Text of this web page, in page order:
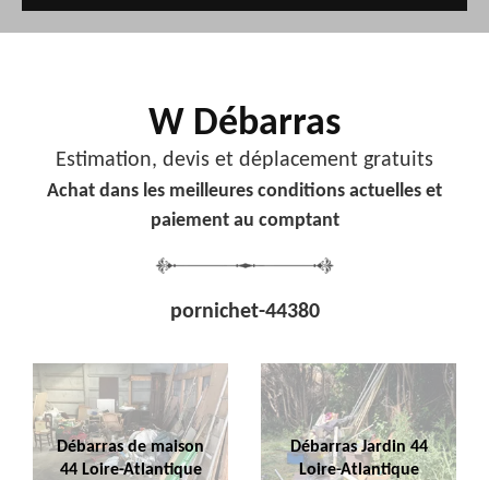
W Débarras
Estimation, devis et déplacement gratuits
Achat dans les meilleures conditions actuelles et
paiement au comptant
pornichet-44380
Débarras de maison
44 Loire-Atlantique
Débarras Jardin 44
Loire-Atlantique